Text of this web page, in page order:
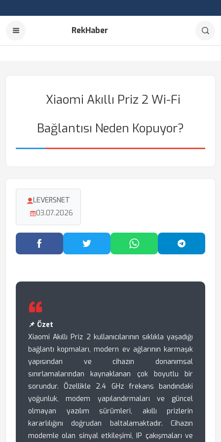
RekHaber
Xiaomi Akıllı Priz 2 Wi-Fi
Bağlantısı Neden Kopuyor?
LEVERSNET
03.07.2026
Facebook'ta PaylaşTwitter'da PaylaşWhatsApp'ta Paylaş
📌 Özet
Xiaomi Akıllı Priz 2 kullanıcılarının sıklıkla yaşadığı
bağlantı kopmaları, modern ev ağlarının karmaşık
yapısından ve cihazın donanımsal
sınırlamalarından kaynaklanan çok boyutlu bir
sorundur. Özellikle 2.4 GHz frekans bandındaki
yoğunluk, modem yapılandırmaları ve güncel
olmayan yazılım sürümleri, akıllı prizlerin
kararlılığını doğrudan baltalamaktadır. Cihazın
modemle olan sinyal etkileşimi, IP çakışmaları ve